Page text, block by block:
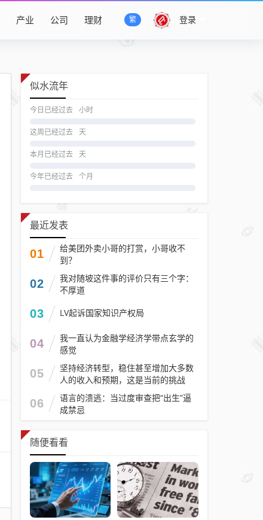
登录
繁
产业 公司 理财
似水流年
今日已经过去 小时
这周已经过去 天
本月已经过去 天
今年已经过去 个月
最近发表
01
给美团外卖小哥的打赏，小哥收不
到？
02
我对随坡这件事的评价只有三个字：
不厚道
03 LV起诉国家知识产权局
04
我一直认为金融学经济学带点玄学的
感觉
05
坚持经济转型，稳住甚至增加大多数
人的收入和预期，这是当前的挑战
06
语言的溃逃：当过度审查把“出生”逼
成禁忌
随便看看